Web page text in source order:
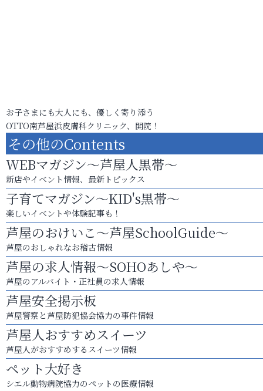
お子さまにも大人にも、優しく寄り添う
OTTO南芦屋浜皮膚科クリニック、開院！
その他のContents
WEBマガジン～芦屋人黒帯～
新店やイベント情報、最新トピックス
子育てマガジン～KID's黒帯～
楽しいイベントや体験記事も！
芦屋のおけいこ～芦屋SchoolGuide～
芦屋のおしゃれなお稽古情報
芦屋の求人情報～SOHOあしや～
芦屋のアルバイト・正社員の求人情報
芦屋安全掲示板
芦屋警察と芦屋防犯協会協力の事件情報
芦屋人おすすめスイーツ
芦屋人がおすすめするスイーツ情報
ペット大好き
シエル動物病院協力のペットの医療情報